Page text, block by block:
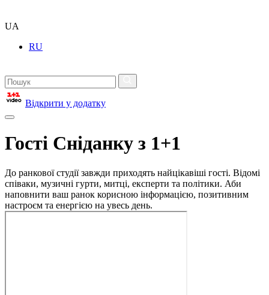
UA
RU
Відкрити у додатку
Гості Сніданку з 1+1
До ранкової студії завжди приходять найцікавіші гості. Відомі
співаки, музичні гурти, митці, експерти та політики. Аби
наповнити ваш ранок корисною інформацією, позитивним
настроєм та енергією на увесь день.